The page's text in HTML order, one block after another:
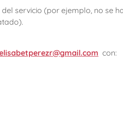
servicio (por ejemplo, no se
con: